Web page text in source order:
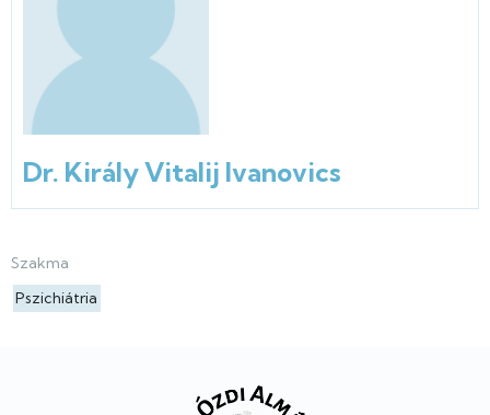
Dr. Király Vitalij Ivanovics
Szakma
Pszichiátria